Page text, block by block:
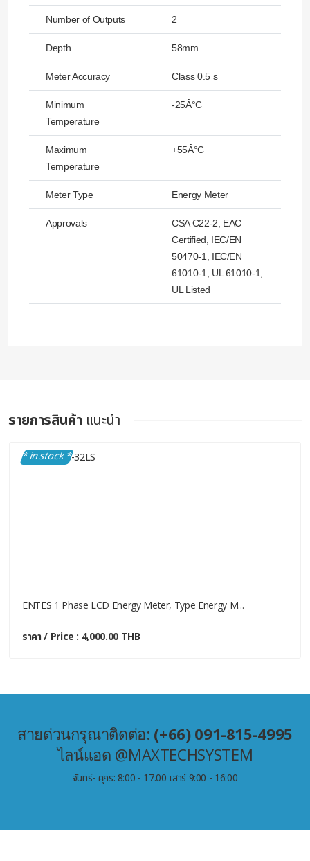
Number of Outputs 2
Depth 58mm
Meter Accuracy Class 0.5 s
Minimum
Temperature
-25Â°C
Maximum
Temperature
+55Â°C
Meter Type Energy Meter
Approvals
CSA C22-2, EAC
Certified, IEC/EN
50470-1, IEC/EN
61010-1, UL 61010-1,
UL Listed
รายการสินค้า แนะนำ
* in stock *
ENTES 1 Phase LCD Energy Meter, Type Energy M...
ราคา / Price : 4,000.00 THB
สายด่วนกรุณาติดต่อ: (+66) 091-815-4995
ไลน์แอด @MAXTECHSYSTEM
จันทร์- ศุกร: 8:00 - 17.00 เสาร์ 9:00 - 16:00